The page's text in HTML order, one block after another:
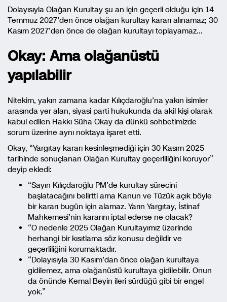
Dolayısıyla Olağan Kurultay şu an için geçerli olduğu için 14
Temmuz 2027’den önce olağan kurultay kararı alınamaz; 30
Kasım 2027’den önce de olağan kurultayı toplayamaz…
Okay: Ama olağanüstü
yapılabilir
Nitekim, yakın zamana kadar Kılıçdaroğlu’na yakın isimler
arasında yer alan, siyasi parti hukukunda da akil kişi olarak
kabul edilen Hakkı Süha Okay da dünkü sohbetimizde
sorum üzerine aynı noktaya işaret etti.
Okay, “Yargıtay kararı kesinleşmediği için 30 Kasım 2025
tarihinde sonuçlanan Olağan Kurultay geçerliliğini koruyor”
deyip ekledi:
“Sayın Kılıçdaroğlu PM’de kurultay sürecini
başlatacağını belirtti ama Kanun ve Tüzük açık böyle
bir kararı bugün için alamaz. Yarın Yargıtay, İstinaf
Mahkemesi’nin kararını iptal ederse ne olacak?
“O nedenle 2025 Olağan Kurultayımız üzerinde
herhangi bir kısıtlama söz konusu değildir ve
geçerliliğini korumaktadır.
“Dolayısıyla 30 Kasım’dan önce olağan kurultaya
gidilemez, ama olağanüstü kurultaya gidilebilir. Onun
da önünde Kemal Beyin ileri sürdüğü gibi bir engel
yok.”